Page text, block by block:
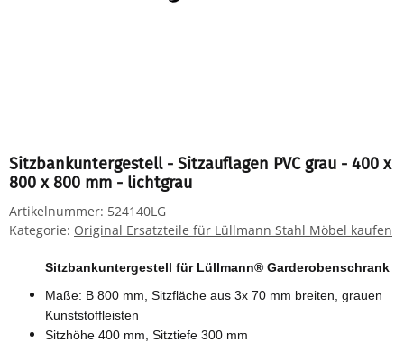
Sitzbankuntergestell - Sitzauflagen PVC grau - 400 x
800 x 800 mm - lichtgrau
Artikelnummer: 524140LG
Kategorie: Original Ersatzteile für Lüllmann Stahl Möbel kaufen
Sitzbankuntergestell für Lüllmann® Garderobenschrank
Maße: B 800 mm, Sitzfläche aus 3x 70 mm breiten, grauen
Kunststoffleisten
Sitzhöhe 400 mm, Sitztiefe 300 mm